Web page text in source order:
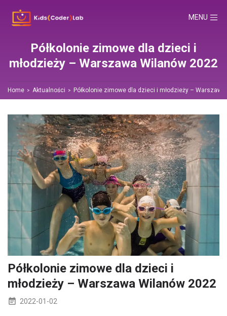
TOGGLE
MENU
Półkolonie zimowe dla dzieci i
młodzieży – Warszawa Wilanów 2022
Home Aktualności Półkolonie zimowe dla dzieci i młodzieży –
Półkolonie zimowe dla dzieci i
młodzieży – Warszawa Wilanów 2022
2022-01-02